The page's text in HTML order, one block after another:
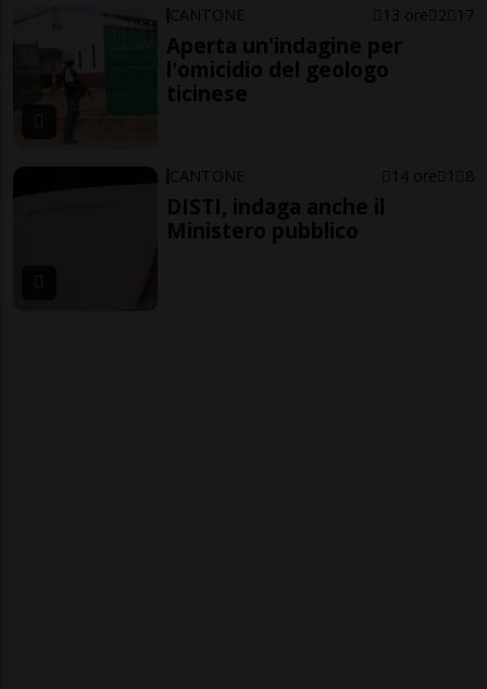
CANTONE 13 ore 2 17
Aperta un'indagine per
l'omicidio del geologo
ticinese
CANTONE 14 ore 1 8
DISTI, indaga anche il
Ministero pubblico